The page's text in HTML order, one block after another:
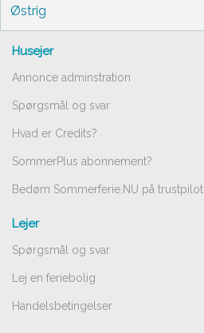
Østrig
Husejer
Annonce adminstration
Spørgsmål og svar
Hvad er Credits?
SommerPlus abonnement?
Bedøm Sommerferie.NU på trustpilot
Lejer
Spørgsmål og svar
Lej en feriebolig
Handelsbetingelser